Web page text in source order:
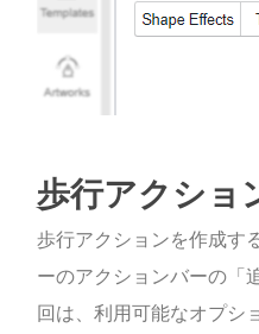
歩行アクショ
歩行アクションを作成す
ーのアクションバーの「
回は、利用可能なオプシ